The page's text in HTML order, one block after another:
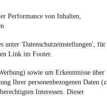
Performance von Inhalten,
unter 'Datenschutzeinstellungen', für
Link im Footer.
sowie um Erkenntnisse über
Ihrer personenbezogenen Daten (z.
Interessen. Dieser